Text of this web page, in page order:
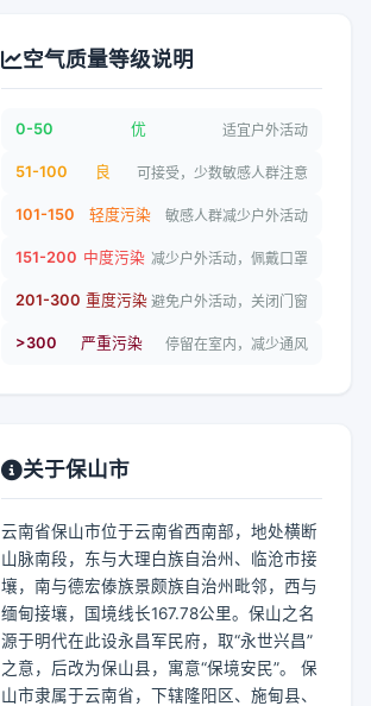
空气质量等级说明
0-50 优 适宜户外活动
51-100 良 可接受，少数敏感人群注意
101-150 轻度污染 敏感人群减少户外活动
151-200 中度污染 减少户外活动，佩戴口罩
201-300 重度污染 避免户外活动，关闭门窗
>300 严重污染 停留在室内，减少通风
关于保山市
云南省保山市位于云南省西南部，地处横断
山脉南段，东与大理白族自治州、临沧市接
壤，南与德宏傣族景颇族自治州毗邻，西与
缅甸接壤，国境线长167.78公里。保山之名
源于明代在此设永昌军民府，取“永世兴昌”
之意，后改为保山县，寓意“保境安民”。 保
山市隶属于云南省，下辖隆阳区、施甸县、